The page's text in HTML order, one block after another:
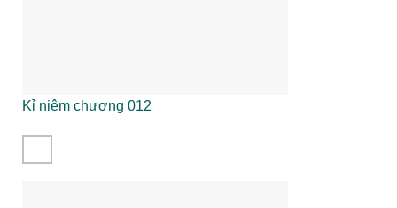
Kỉ niệm chương 012